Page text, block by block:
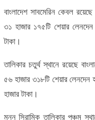
বাংলাদেশ সাবমেরিন কেবল
৩১ হাজার ১৭৫টি শেয়ার
টাকা।
তালিকার চতুর্থ স্থানে রয়েছে
৫৬ হাজার ৩১৮টি শেয়ার
হাজার টাকা।
মুন্নু সিরামিক তালিকার পঞ্চম